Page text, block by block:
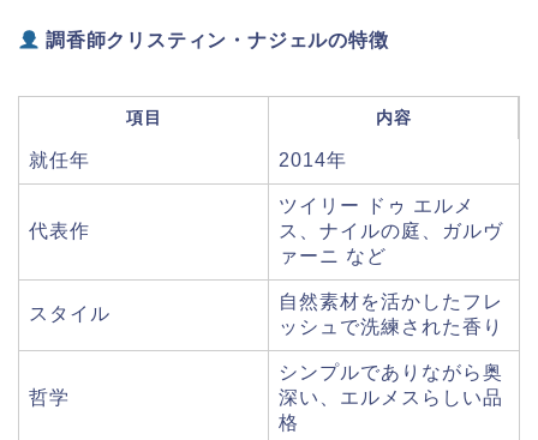
調香師クリスティン・ナジェルの特徴
項目 内容
就任年 2014年
代表作
ツイリー ドゥ エルメ
ス、ナイルの庭、ガルヴ
ァーニ など
スタイル
自然素材を活かしたフレ
ッシュで洗練された香り
哲学
シンプルでありながら奥
深い、エルメスらしい品
格